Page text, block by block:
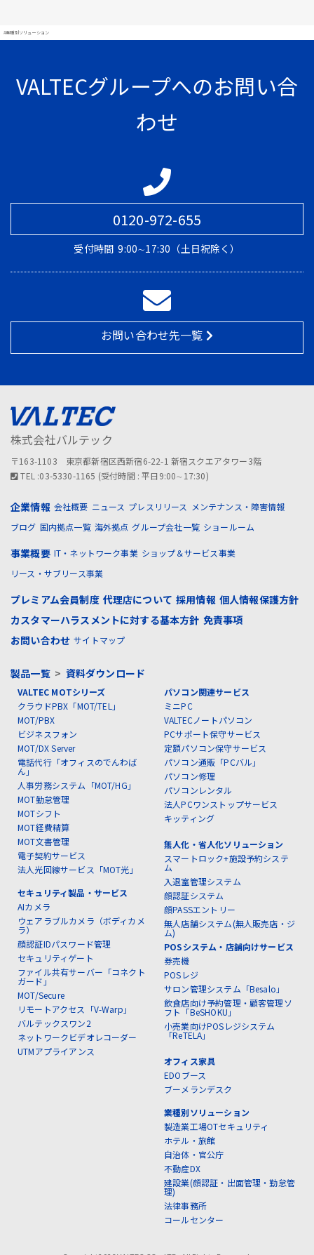
#業種別ソリューション
VALTECグループへのお問い合
わせ
0120-972-655
受付時間 9:00∼17:30（土日祝除く）
お問い合わせ先一覧
株式会社バルテック
〒163-1103 東京都新宿区西新宿6-22-1 新宿スクエアタワー3階
TEL :03-5330-1165 (受付時間 : 平日9:00∼17:30)
企業情報 会社概要 ニュース プレスリリース
メンテナンス・障害情報
ブログ 国内拠点一覧 海外拠点 グループ会社一覧 ショールーム
事業概要 IT・ネットワーク事業 ショップ＆サービス事業
リース・サブリース事業
プレミアム会員制度 代理店について 採用情報 個人情報保護方針
カスタマーハラスメントに対する基本方針 免責事項
お問い合わせ サイトマップ
製品一覧> 資料ダウンロード
VALTEC MOTシリーズ
クラウドPBX「MOT/TEL」
MOT/PBX
ビジネスフォン
MOT/DX Server
電話代行「オフィスのでんわば
ん」
人事労務システム「MOT/HG」
MOT勤怠管理
MOTシフト
MOT経費精算
MOT文書管理
電子契約サービス
法人光回線サービス「MOT光」
セキュリティ製品・サービス
AIカメラ
ウェアラブルカメラ（ボディカメ
ラ）
顔認証IDパスワード管理
セキュリティゲート
ファイル共有サーバー「コネクト
ガード」
MOT/Secure
リモートアクセス「V-Warp」
バルテックスワン2
ネットワークビデオレコーダー
UTMアプライアンス
パソコン関連サービス
ミニPC
VALTECノートパソコン
PCサポート保守サービス
定額パソコン保守サービス
パソコン通販「PCバル」
パソコン修理
パソコンレンタル
法人PCワンストップサービス
キッティング
無人化・省人化ソリューション
スマートロック+施設予約システ
ム
入退室管理システム
顔認証システム
顔PASSエントリー
無人店舗システム(無人販売店・ジ
ム)
POSシステム・店舗向けサービス
券売機
POSレジ
サロン管理システム「Besalo」
飲食店向け予約管理・顧客管理ソ
フト「BeSHOKU」
小売業向けPOSレジシステム
「ReTELA」
オフィス家具
EDOブース
ブーメランデスク
業種別ソリューション
製造業工場OTセキュリティ
ホテル・旅館
自治体・官公庁
不動産DX
建設業(顔認証・出面管理・勤怠管
理)
法律事務所
コールセンター